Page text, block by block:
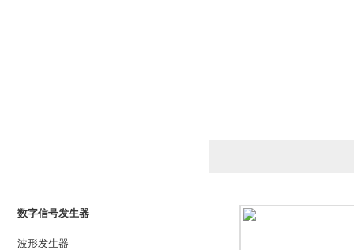
数字信号发生器
波形发生器